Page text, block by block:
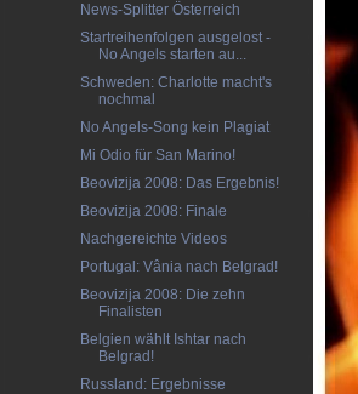
News-Splitter Österreich
Startreihenfolgen ausgelost -
No Angels starten au...
Schweden: Charlotte macht's
nochmal
No Angels-Song kein Plagiat
Mi Odio für San Marino!
Beovizija 2008: Das Ergebnis!
Beovizija 2008: Finale
Nachgereichte Videos
Portugal: Vânia nach Belgrad!
Beovizija 2008: Die zehn
Finalisten
Belgien wählt Ishtar nach
Belgrad!
Russland: Ergebnisse